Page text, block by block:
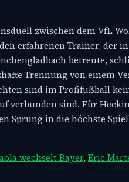
zwischen dem VfL
erfahrenen Trainer, der
betreute,
Trennung von einem
sind im Profifußball
verbunden sind. Für
Sprung in die höchste
wechselt Bayer, Eric